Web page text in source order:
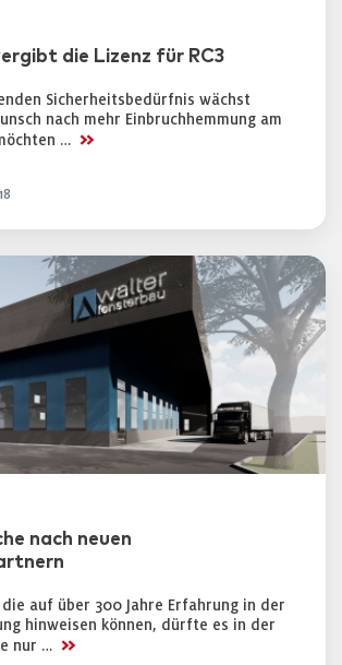
die Lizenz für RC3
Sicherheitsbedürfnis wächst
nach mehr Einbruchhemmung am
… >>
nach neuen
auf über 300 Jahre Erfahrung in der
hinweisen können, dürfte es in der
nur … >>